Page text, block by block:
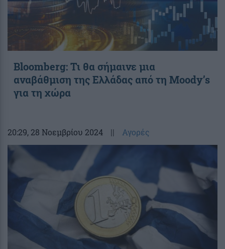
Bloomberg: Τι θα σήμαινε μια
αναβάθμιση της Ελλάδας από τη Moody’s
για τη χώρα
20:29, 28 Νοεμβρίου 2024 || Αγορές